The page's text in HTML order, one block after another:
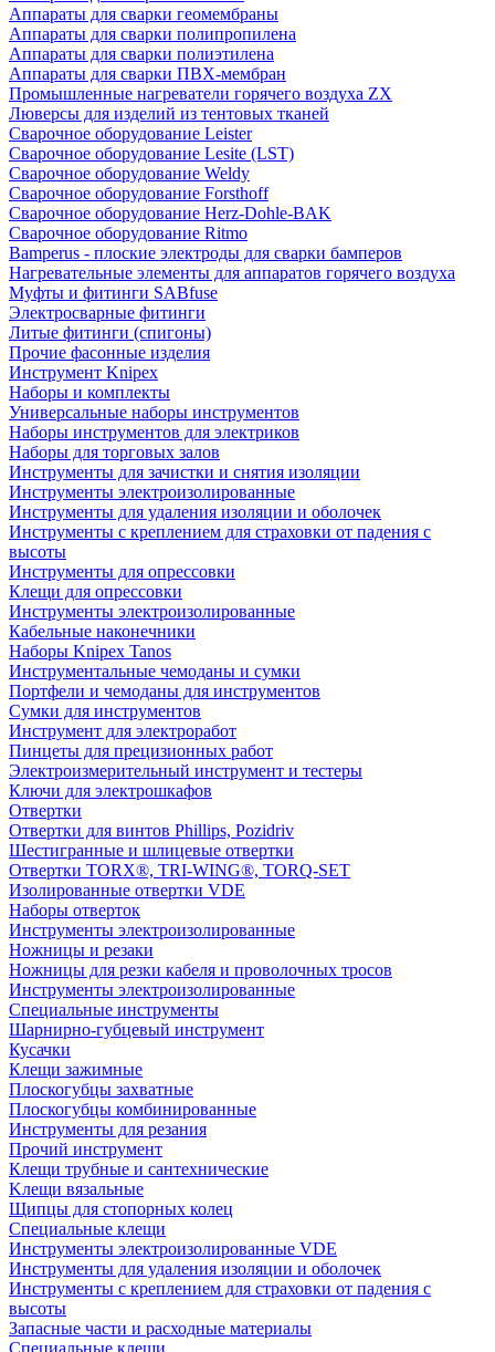
Аппараты для сварки геомембраны
Аппараты для сварки полипропилена
Аппараты для сварки полиэтилена
Аппараты для сварки ПВХ-мембран
Промышленные нагреватели горячего воздуха ZX
Люверсы для изделий из тентовых тканей
Сварочное оборудование Leister
Сварочное оборудование Lesite (LST)
Сварочное оборудование Weldy
Сварочное оборудование Forsthoff
Сварочное оборудование Herz-Dohle-BAK
Сварочное оборудование Ritmo
Bamperus - плоские электроды для сварки бамперов
Нагревательные элементы для аппаратов горячего воздуха
Муфты и фитинги SABfuse
Электросварные фитинги
Литые фитинги (спигоны)
Прочие фасонные изделия
Инструмент Knipex
Наборы и комплекты
Универсальные наборы инструментов
Наборы инструментов для электриков
Наборы для торговых залов
Инструменты для зачистки и снятия изоляции
Инструменты электроизолированные
Инструменты для удаления изоляции и оболочек
Инструменты с креплением для страховки от падения с
высоты
Инструменты для опрессовки
Клещи для опрессовки
Инструменты электроизолированные
Кабельные наконечники
Наборы Knipex Tanos
Инструментальные чемоданы и сумки
Портфели и чемоданы для инструментов
Сумки для инструментов
Инструмент для электроработ
Пинцеты для прецизионных работ
Электроизмерительный инструмент и тестеры
Ключи для электрошкафов
Отвертки
Отвертки для винтов Phillips, Pozidriv
Шестигранные и шлицевые отвертки
Отвертки TORX®, TRI-WING®, TORQ-SET
Изолированные отвертки VDE
Наборы отверток
Инструменты электроизолированные
Ножницы и резаки
Ножницы для резки кабеля и проволочных тросов
Инструменты электроизолированные
Специальные инструменты
Шарнирно-губцевый инструмент
Кусачки
Клещи зажимные
Плоскогубцы захватные
Плоскогубцы комбинированные
Инструменты для резания
Прочий инструмент
Клещи трубные и сантехнические
Kлещи вязальные
Щипцы для стопорных колец
Специальные клещи
Инструменты электроизолированные VDE
Инструменты для удаления изоляции и оболочек
Инструменты с креплением для страховки от падения с
высоты
Запасные части и расходные материалы
Специальные клещи